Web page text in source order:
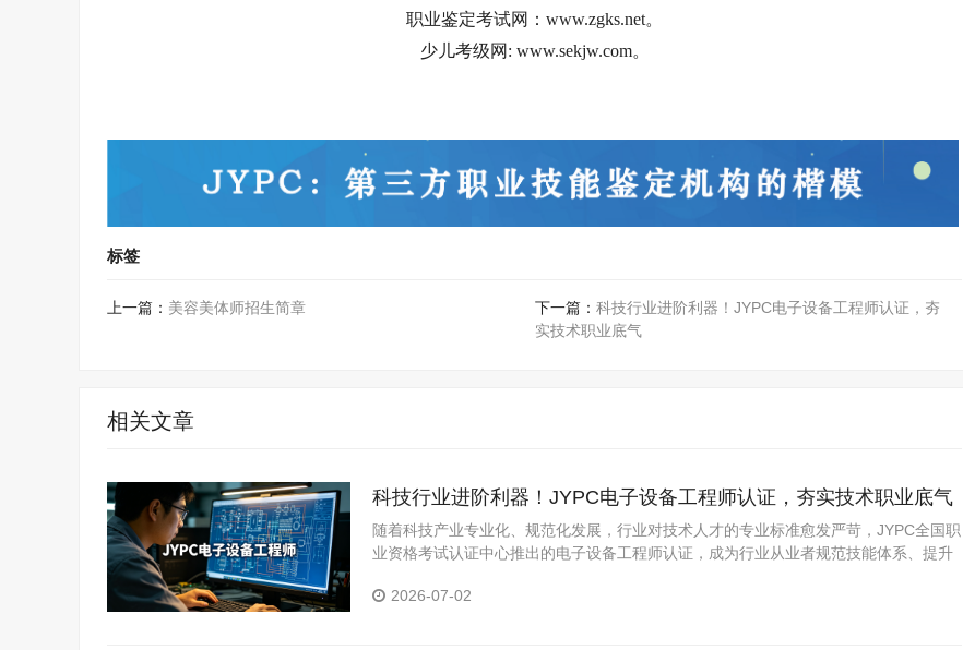
职业鉴定考试网：www.zgks.net。
少儿考级网: www.sekjw.com。
标签
上一篇： 美容美体师招生简章 下一篇： 科技行业进阶利器！JYPC电子设备工程师认证，夯
实技术职业底气
相关文章
科技行业进阶利器！JYPC电子设备工程师认证，夯实技术职业底气
随着科技产业专业化、规范化发展，行业对技术人才的专业标准愈发严苛，JYPC全国职
业资格考试认证中心推出的电子设备工程师认证，成为行业从业者规范技能体系、提升
2026-07-02